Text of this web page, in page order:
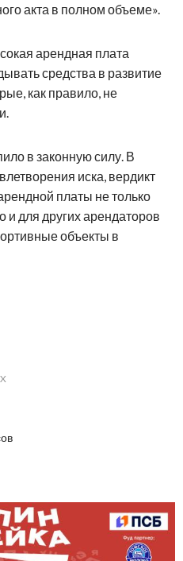
акта в полном объеме».
арендная плата
средства в развитие
как правило, не
в законную силу. В
иска, вердикт
платы не только
и для других арендаторов
объекты в